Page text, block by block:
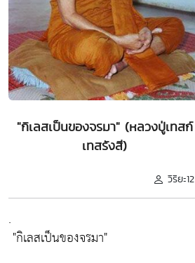
"กิเลสเป็นของจรมา" (หลวงปู่เทสก์
เทสรังสี)
วิริยะ12
.
"กิเลสเป็นของจรมา"